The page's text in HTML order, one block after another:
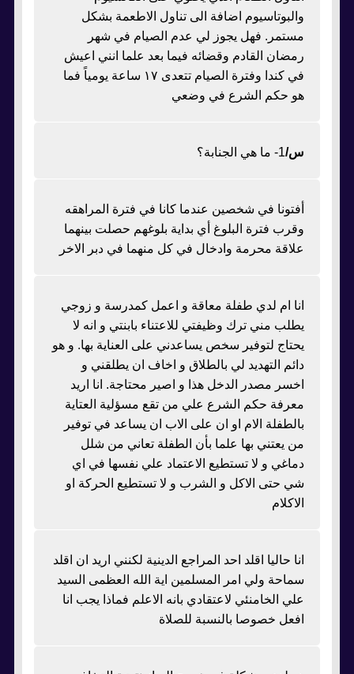
والبوتاسيوم اضافة الى تناول الاطعمة بشكل
مستمر. فهل يجوز لي عدم الصيام في شهر
رمضان القادم وقضائه فيما بعد علما انني اعيش
في كندا وفترة الصيام تتعدى ١٧ ساعة يومياً فما
هو حكم الشرع في وضعي
س/1- ما هي الجنابة؟
أفتونا في شخصين عندما كانا في فترة المراهقه
وقرب فترة البلوغ أي بداية بلوغهم حصلت بينهما
علاقة محرمة وادخال في كل منهما في دبر الاخر
انا ام لدي طفلة معاقة و اعمل كمدرسة و زوجي
يطلب مني ترك وظيفتي للاعتناء بابنتي و انه لا
يحتاج لتوفير سخص يساعدني على العناية بها. و هو
دائم التهديد لي بالطلاق و اخاف ان يطلقني و
اخسر مصدر الدخل هذا و اصير محتاجة. انا اريد
معرفة حكم الشرع علي من تقع مسؤلية العتاية
بالطفلة الام او ان على الاب ان يساعد في توفير
من يعتني بها علما بأن الطفلة تعاني من شلل
دماغي و لا تستطيع الاعتماد علي نفسها في اي
شي حتى الاكل و الشرب و لا تستطيع الحركة او
الاكلام
انا حاليا اقلد احد المراجع الدينية لكنني اريد ان اقلد
سماحة ولي امر المسلمين اية الله العظمى السيد
علي الخامنئي لاعتقادي بانه الاعلم فماذا يجب انا
افعل خصوصا بالنسبة للصلاة